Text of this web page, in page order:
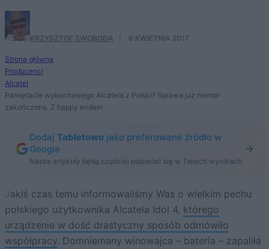
KRZYSZTOF SWOBODA 6 KWIETNIA 2017
Strona główna
Producenci
Alcatel
Pamiętacie wybuchowego Alcatela z Polski? Sprawa już niemal
zakończona. Z happy endem
Dodaj Tabletowo jako preferowane źródło w
Google
Nasze artykuły będą częściej pojawiać się w Twoich wynikach
Jakiś czas temu informowaliśmy Was o wielkim pechu
polskiego użytkownika Alcatela Idol 4, którego
urządzenie w dość drastyczny sposób odmówiło
współpracy. Domniemany winowajca – bateria – zapaliła